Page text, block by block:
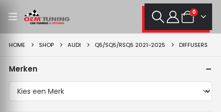
0
HOME SHOP AUDI Q5/SQ5/RSQ5 2021-2025 DIFFUSERS
Merken